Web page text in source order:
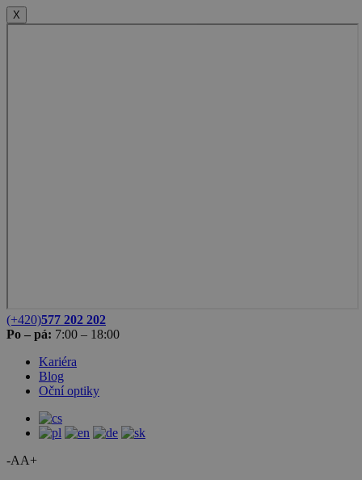
X
(+420)577 202 202
Po – pá: 7:00 – 18:00
Kariéra
Blog
Oční optiky
-AA+